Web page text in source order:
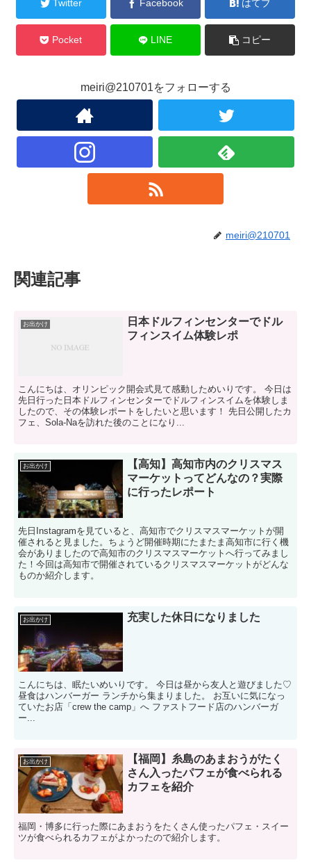
Twitter Facebook はてブ
Pocket LINE コピー
meiri@210701をフォローする
meiri@210701
関連記事
お出かけ
日本ドルフィンセンターでドル
フィンスイム体験レポ
こんにちは、オリンピック開会式見て感動しためいりです。 今日は
先日行った日本ドルフィンセンターでドルフィンスイムを体験しま
したので、その体験レポートをしたいと思います！ 先日公開したカ
フェ、Sola-Naを訪れた後のことになり...
お出かけ
【高知】高知市内のクリスマス
マーケットってどんなの？実際
に行ったレポート
先日Instagramを見ていると、高知市でクリスマスマーケットが開
催されると見ました。ちょうど開催時期にたまたま高知市に行く機
会がありましたので高知市のクリスマスマーケットへ行ってみまし
た！今回は高知市で開催されているクリスマスマーケットがどんな
ものか紹介します。
お出かけ 充実した休日になりました
こんにちは、眠たいめいりです。 今日は昼から友人と遊びました♡
昼食はハンバーガー ランチから集まりました。 お互いに気になっ
ていたお店「crew the camp」へ ファストフード店のハンバーガ
ー...
お出かけ
【福岡】糸島のあまおうがたく
さん入ったパフェが食べられる
カフェを紹介
福岡・博多に行った際にあまおうをたくさん使ったパフェ・スイー
ツが食べられるカフェがよかったので紹介します。